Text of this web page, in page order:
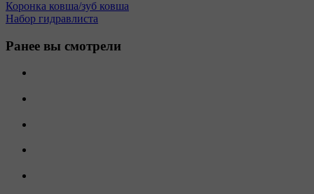
Коронка ковша/зуб ковша
Набор гидравлиста
Ранее вы смотрели